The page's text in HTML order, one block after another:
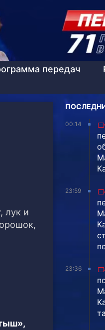
передач
лук и
00:14
23:59
23:36